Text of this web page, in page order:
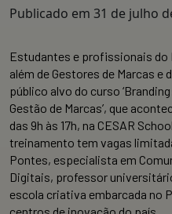
Publicado em 31 de julho
Estudantes e profissionais do
além de Gestores de Marcas
público alvo do curso
Gestão de Marcas’, que
das 9h às 17h, na CESAR
treinamento tem vagas
Pontes, especialista em
Digitais, professor
escola criativa embarcada no